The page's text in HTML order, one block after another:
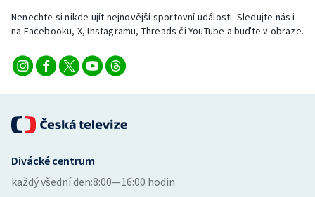
Nenechte si nikde ujít nejnovější sportovní události. Sledujte nás i
na Facebooku, X, Instagramu, Threads či YouTube a buďte v obraze.
Divácké centrum
každý všední den:8:00—16:00 hodin